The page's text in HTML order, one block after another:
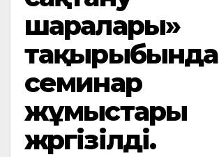
шаралары»
тақырыбында
семинар
жұмыстары
жүргізілді.